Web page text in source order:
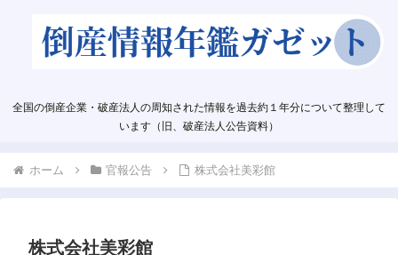
全国の倒産企業・破産法人の周知された情報を過去約１年分について整理して
います（旧、破産法人公告資料）
ホーム 官報公告 株式会社美彩館
株式会社美彩館